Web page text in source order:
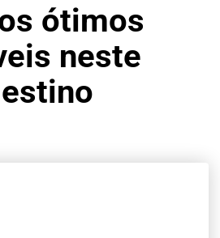
ótimos
neste